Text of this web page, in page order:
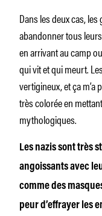
Dans les deux cas,
abandonner tous
en arrivant au camp
qui vit et qui meurt.
vertigineux, et ça m’a
très colorée en
mythologiques.
Les nazis sont très
angoissants avec
comme des
peur d’effrayer les